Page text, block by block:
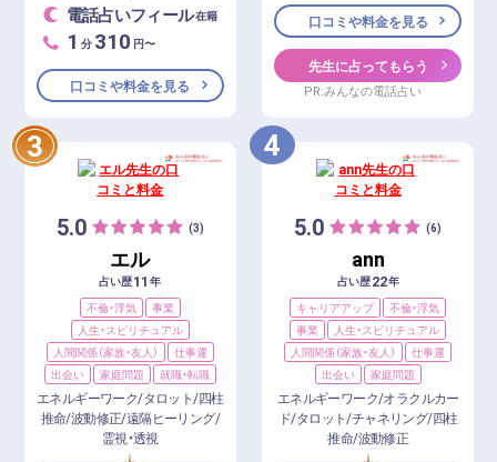
電話占いフィール在籍
1 分 310 円〜
口コミや料金を見る
口コミや料金を見る
先生に占ってもらう
PR:みんなの電話占い
3
5.0 (3)
エル
占い歴11 年
不倫・浮気
事業
人生・スピリチュアル
人間関係（家族・友人）
仕事運
出会い
家庭問題 就職・転職
エネルギーワーク/タロット/四柱
推命/波動修正/遠隔ヒーリング/
霊視・透視
4
5.0 (6)
ann
占い歴22年
キャリアアップ
不倫・浮気
事業
人生・スピリチュアル
人間関係（家族・友人）
仕事運
出会い
家庭問題
エネルギーワーク/オラクルカー
ド/タロット/チャネリング/四柱
推命/波動修正